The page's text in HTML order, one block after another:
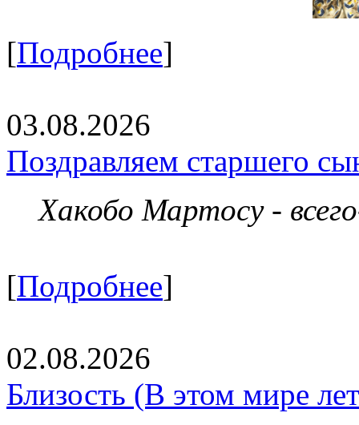
[Подробнее]
03.08.2026
Поздравляем старшего
Хакобо Мартосу -
[Подробнее]
02.08.2026
Близость (В этом мире